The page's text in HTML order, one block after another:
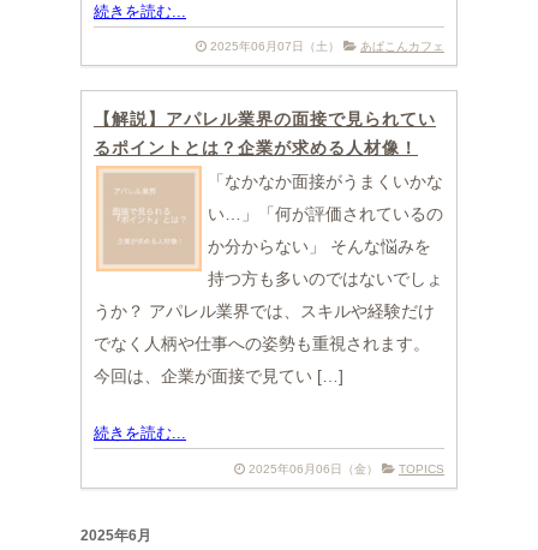
続きを読む...
2025年06月07日（土） あぱこんカフェ
【解説】アパレル業界の面接で見られてい
るポイントとは？企業が求める人材像！
「なかなか面接がうまくいかな
い…」「何が評価されているの
か分からない」 そんな悩みを
持つ方も多いのではないでしょ
うか？ アパレル業界では、スキルや経験だけ
でなく人柄や仕事への姿勢も重視されます。
今回は、企業が面接で見てい […]
続きを読む...
2025年06月06日（金） TOPICS
2025年6月